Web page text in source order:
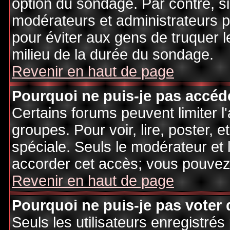
option du sondage. Par contre,
modérateurs et administrateurs
pour éviter aux gens de truquer
milieu de la durée du sondage.
Revenir en haut de page
Pourquoi ne puis-je pas
Certains forums peuvent limiter
groupes. Pour voir, lire, poster,
spéciale. Seuls le modérateur
accorder cet accès; vous
Revenir en haut de page
Pourquoi ne puis-je pas voter
Seuls les utilisateurs